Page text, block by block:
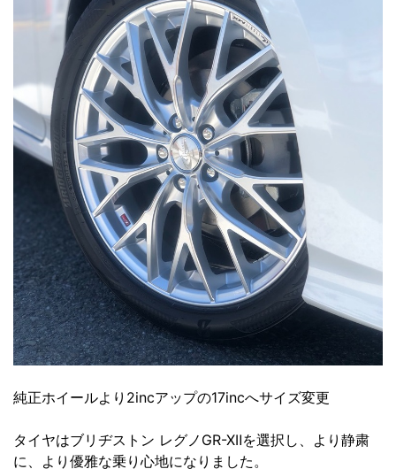
純正ホイールより2incアップの17incへサイズ変更
タイヤはブリヂストン レグノGR-XⅡを選択し、より静粛
に、より優雅な乗り心地になりました。